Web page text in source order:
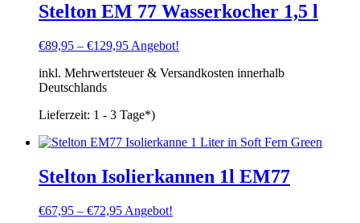
Stelton EM 77 Wasserkocher 1,5 l
€89,95 – €129,95 Angebot!
inkl. Mehrwertsteuer & Versandkosten innerhalb
Deutschlands
Lieferzeit: 1 - 3 Tage*)
Stelton Isolierkannen 1l EM77
€67,95 – €72,95 Angebot!